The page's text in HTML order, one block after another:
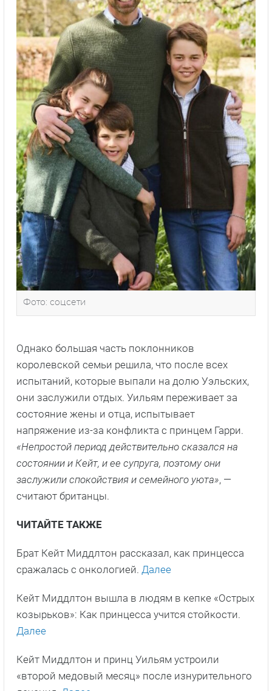
Фото: соцсети
Однако большая часть поклонников
королевской семьи решила, что после всех
испытаний, которые выпали на долю Уэльских,
они заслужили отдых. Уильям переживает за
состояние жены и отца, испытывает
напряжение из-за конфликта с принцем Гарри.
«Непростой период действительно сказался на
состоянии и Кейт, и ее супруга, поэтому они
заслужили спокойствия и семейного уюта», —
считают британцы.
ЧИТАЙТЕ ТАКЖЕ
Брат Кейт Миддлтон рассказал, как принцесса
сражалась с онкологией. Далее
Кейт Миддлтон вышла в людям в кепке «Острых
козырьков»: Как принцесса учится стойкости.
Далее
Кейт Миддлтон и принц Уильям устроили
«второй медовый месяц» после изнурительного